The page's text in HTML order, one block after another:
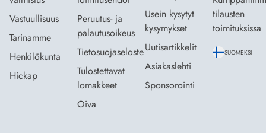
Vastuullisuus
Tarinamme
Henkilökunta
Hickap
Peruutus- ja
palautusoikeus
Tietosuojaseloste
Tulostettavat
lomakkeet
Oiva
Usein kysytyt
kysymykset
Uutisartikkelit
Asiakaslehti
Sponsorointi
tilausten
toimituksissa
SUOMEKSI